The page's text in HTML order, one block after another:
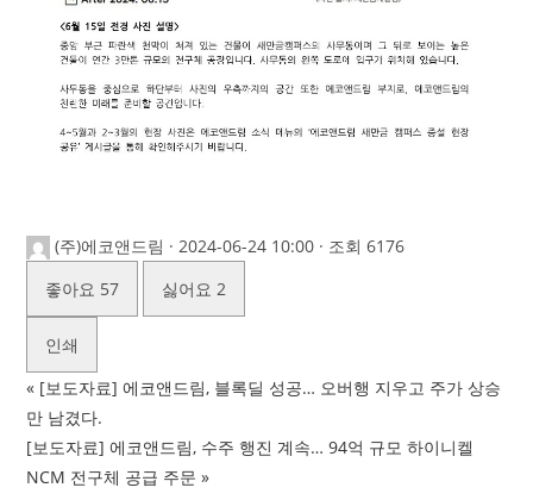
(주)에코앤드림 · 2024-06-24 10:00 · 조회 6176
좋아요 57 싫어요2
인쇄
« [보도자료] 에코앤드림, 블록딜 성공… 오버행 지우고 주가 상승
만 남겼다.
[보도자료] 에코앤드림, 수주 행진 계속… 94억 규모 하이니켈
NCM 전구체 공급 주문 »